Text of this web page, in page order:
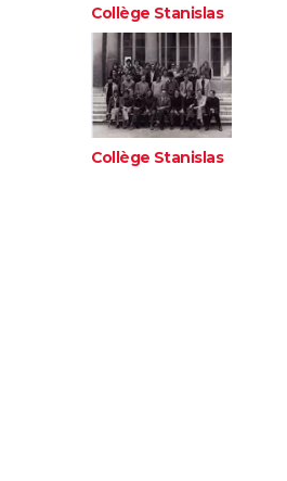
Collège Stanislas
Collège Stanislas